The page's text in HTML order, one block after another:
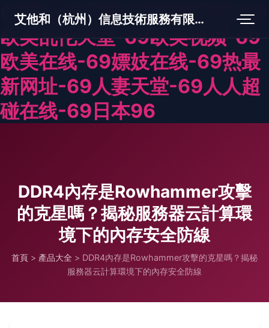
69男人的天堂-69欧美另类-69
欧美乱伦天堂-69欧美视频-69
欧美在线-69嫖妓在线-69热最
新网址-69人妻天堂-69人人超
碰在线-69日本96
艾他和（杭州）信息技術服務有限公司
DDR4內存是Rowhammer攻擊
的克星嗎？揭秘服務器云計算環
境下的內存安全防線
首頁 > 產品大全 > DDR4內存是Rowhammer攻擊的克星嗎？揭秘
服務器云計算環境下的內存安全防線